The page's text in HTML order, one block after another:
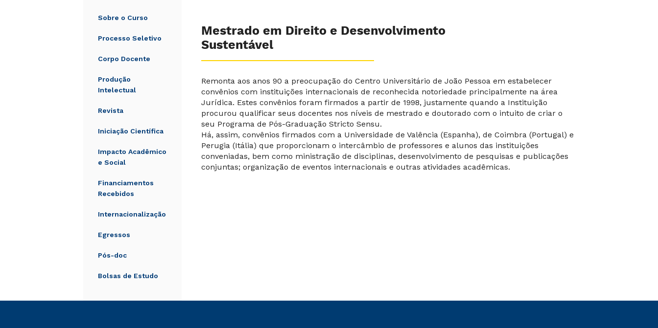
Sobre o Curso
Processo Seletivo
Corpo Docente
Produção
Intelectual
Revista
Iniciação Científica
Impacto Acadêmico
e Social
Financiamentos
Recebidos
Internacionalização
Egressos
Pós-doc
Bolsas de Estudo
Mestrado em Direito e Desenvolvimento
Sustentável
Remonta aos anos 90 a preocupação do Centro Universitário de João Pessoa em estabelecer
convênios com instituições internacionais de reconhecida notoriedade principalmente na área
Jurídica. Estes convênios foram firmados a partir de 1998, justamente quando a Instituição
procurou qualificar seus docentes nos níveis de mestrado e doutorado com o intuito de criar o
seu Programa de Pós-Graduação Stricto Sensu.
Há, assim, convênios firmados com a Universidade de Valência (Espanha), de Coimbra (Portugal) e
Perugia (Itália) que proporcionam o intercâmbio de professores e alunos das instituições
conveniadas, bem como ministração de disciplinas, desenvolvimento de pesquisas e publicações
conjuntas; organização de eventos internacionais e outras atividades acadêmicas.